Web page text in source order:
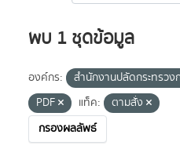
พบ 1 ชุดข้อมูล
องค์กร: สำนักงานปลัดกระทรวง
PDF
แท็ค:
ตามสั่ง
กรองผลลัพธ์